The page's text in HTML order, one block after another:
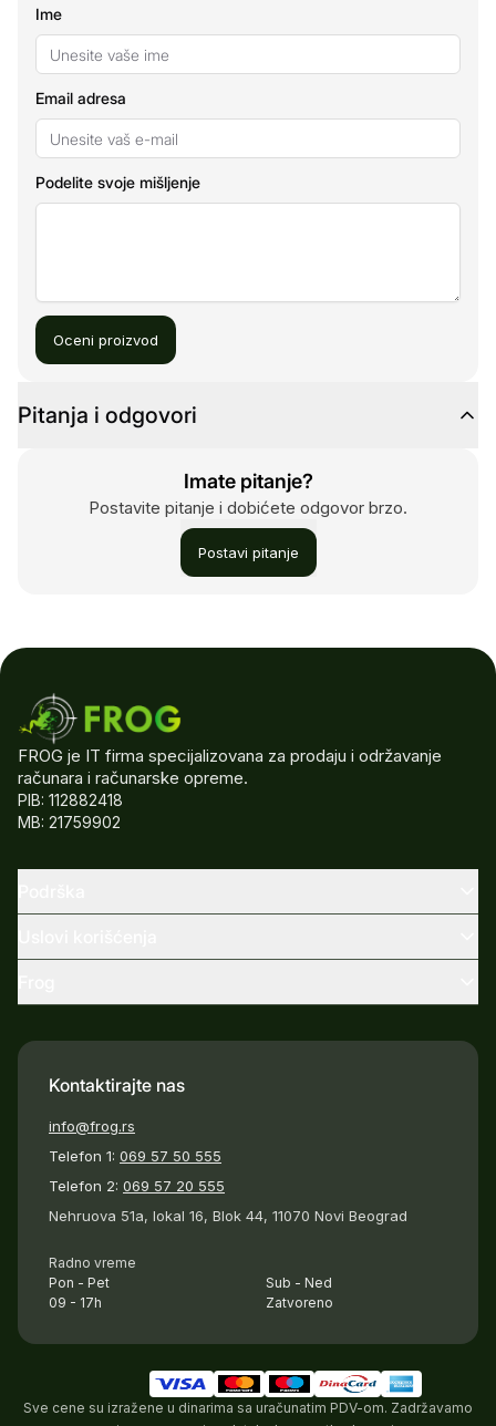
Ime
Email adresa
Podelite svoje mišljenje
Oceni proizvod
Pitanja i odgovori
Imate pitanje?
Postavite pitanje i dobićete odgovor brzo.
Postavi pitanje
FROG je IT firma specijalizovana za prodaju i održavanje
računara i računarske opreme.
PIB: 112882418
MB: 21759902
Kontaktirajte nas
info@frog.rs
Telefon 1: 069 57 50 555
Telefon 2: 069 57 20 555
Nehruova 51a, lokal 16, Blok 44, 11070 Novi Beograd
Radno vreme
Pon - Pet
09 - 17h
Sub - Ned
Zatvoreno
Sve cene su izražene u dinarima sa uračunatim PDV-om. Zadržavamo